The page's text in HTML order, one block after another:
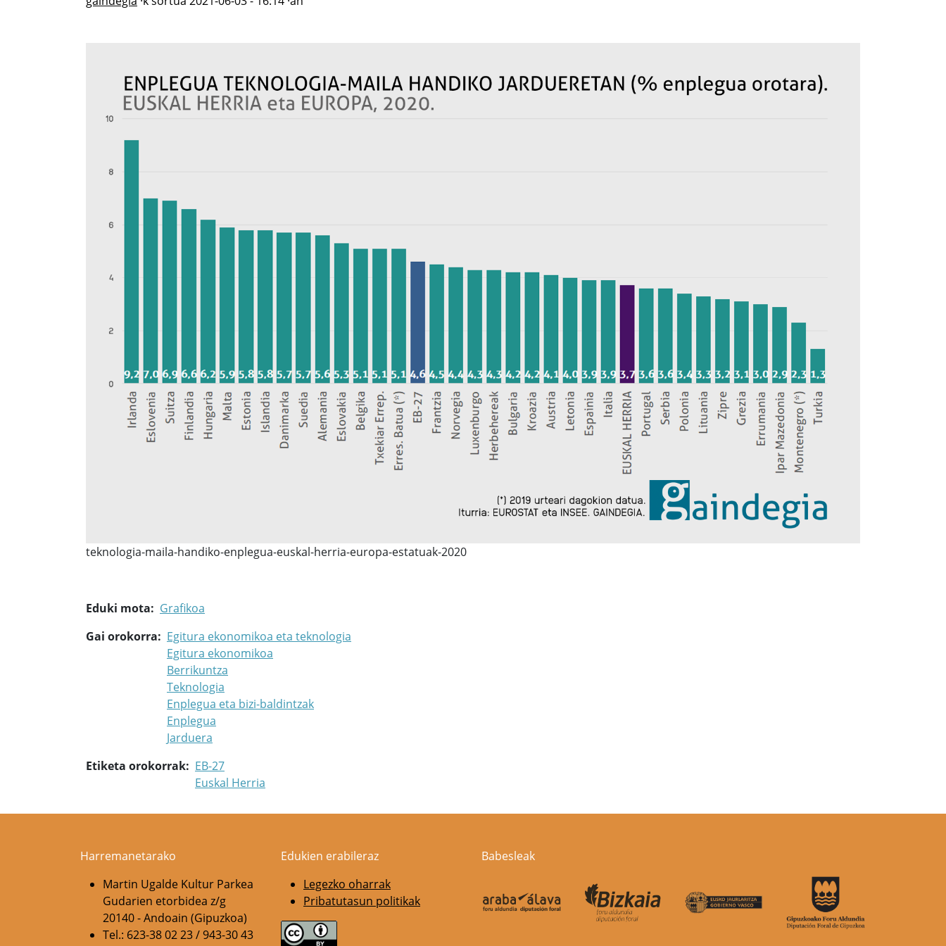
teknologia-maila-handiko-enplegua-euskal-herria-europa-estatuak-2020
Eduki mota
Grafikoa
Gai orokorra
Egitura ekonomikoa eta teknologia
Egitura ekonomikoa
Berrikuntza
Teknologia
Enplegua eta bizi-baldintzak
Enplegua
Jarduera
Etiketa orokorrak
EB-27
Euskal Herria
Harremanetarako
Martin Ugalde Kultur Parkea
Gudarien etorbidea z/g
20140 - Andoain (Gipuzkoa)
Tel.: 623-38 02 23 / 943-30 43
Edukien erabileraz
Legezko oharrak
Pribatutasun politikak
Babesleak